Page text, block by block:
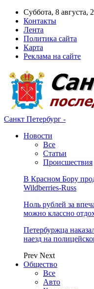
Суббота, 8 августа,
Контакты
Лента
Политика сайта
Карта
Реклама на сайте
Санкт Петербург -
Новости
Все
Статьи
Происшествия
В Красном Бору
Wildberries-Russ
Ноль рублей за
можно классно
Петербуржца
наезд на
Prev Next
Общество
Все
Авто